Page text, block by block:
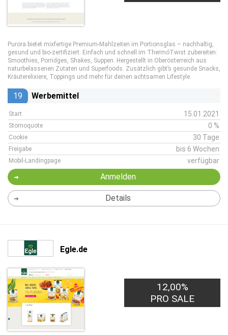
Purora bietet mixfertige Premium-Mahlzeiten im Portionsglas – nachhaltig,
gesund und bio-zertifiziert. Einfach und schnell im ThermóTwist zubereiten:
Smoothies, Porridges, Shakes, Suppen. Hergestellt in Oberösterreich aus
naturbelassenen Zutaten und Superfoods. Zusätzlich gibt’s gesunde Snacks,
Kräuterelixiere, Toppings und mehr für deinen achtsamen Lifestyle.
19 Werbemittel
Start 15.01.2021
Stornoquote 0 %
Cookie 30 Tage
Freigabe bis 6 Wochen
Mobil-Landingpage verfügbar
Anmelden
Details
Egle.de
12,00%
PRO SALE